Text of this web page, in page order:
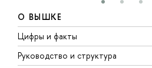
О ВЫШКЕ
Цифры и факты
Руководство и структура